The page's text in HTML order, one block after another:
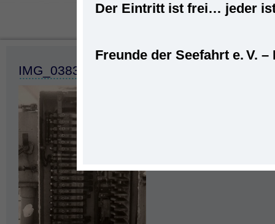
Startseite»Seeleute» Reinhard
IMG_0383
Der Eintritt ist frei… jeder
Freunde der Seefahrt e. V. –